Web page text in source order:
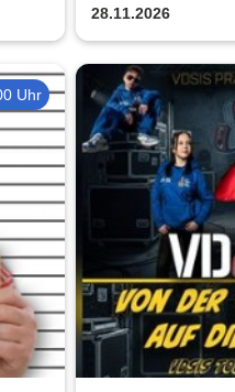
28.11.2026
Uhr